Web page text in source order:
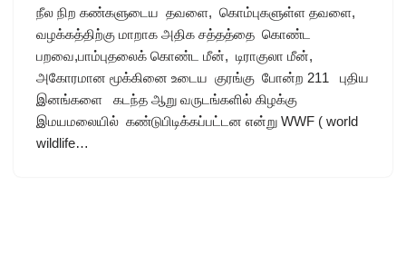
நீல நிற கண்களுடைய தவளை, கொம்புகளுள்ள தவளை,
வழக்கத்திற்கு மாறாக அதிக சத்தத்தை கொண்ட
பறவை,பாம்புதலைக் கொண்ட மீன், டிராகுலா மீன்,
அகோரமான மூக்கினை உடைய குரங்கு போன்ற 211 புதிய
இனங்களை கடந்த ஆறு வருடங்களில் கிழக்கு
இமயமலையில் கண்டுபிடிக்கப்பட்டன என்று WWF ( world
wildlife…